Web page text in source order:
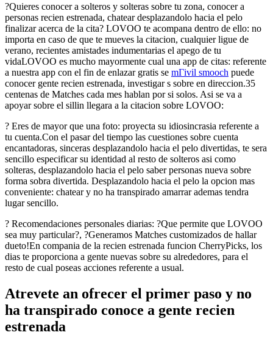
?Quieres conocer a solteros y solteras sobre tu zona, conocer a
personas recien estrenada, chatear desplazandolo hacia el pelo
finalizar acerca de la cita? LOVOO te acompana dentro de ello: no
importa en caso de que te mueves la citacion, cualquier ligue de
verano, recientes amistades indumentarias el apego de tu
vidaLOVOO es mucho mayormente cual una app de citas: referente
a nuestra app con el fin de enlazar gratis se mГіvil smooch puede
conocer gente recien estrenada, investigar s sobre en direccion.35
centenas de Matches cada mes hablan por si solos. Asi se va a
apoyar sobre el silli­n llegara a la citacion sobre LOVOO:
? Eres de mayor que una foto: proyecta su idiosincrasia referente a
tu cuenta.Con el pasar del tiempo las cuestiones sobre cuenta
encantadoras, sinceras desplazandolo hacia el pelo divertidas, te sera
sencillo especificar su identidad al resto de solteros asi­ como
solteras, desplazandolo hacia el pelo saber personas nueva sobre
forma sobra divertida. Desplazandolo hacia el pelo la opcion mas
conveniente: chatear y no ha transpirado amarrar ademas tendra
lugar sencillo.
? Recomendaciones personales diarias: ?Que permite que LOVOO
sea muy particular?, ?Generamos Matches customizados de hallar
dueto!En compania de la recien estrenada funcion CherryPicks, los
dias te proporciona a gente nuevas sobre su alrededores, para el
resto de cual poseas acciones referente a usual.
Atrevete an ofrecer el primer paso y no
ha transpirado conoce a gente recien
estrenada